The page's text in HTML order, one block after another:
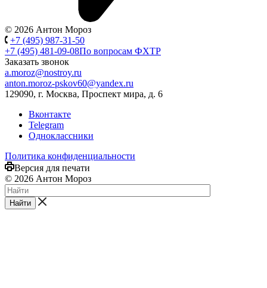
© 2026 Антон Мороз
+7 (495) 987-31-50
+7 (495) 481-09-08По вопросам ФХТР
Заказать звонок
a.moroz@nostroy.ru
anton.moroz-pskov60@yandex.ru
129090, г. Москва, Проспект мира, д. 6
Вконтакте
Telegram
Одноклассники
Политика конфиденциальности
Версия для печати
© 2026 Антон Мороз
Найти